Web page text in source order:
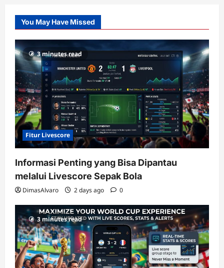
Slot
Gacor
RTP
terupdate
You May Have Missed
3 minutes read
Fitur Livescore
Informasi Penting yang Bisa Dipantau
melalui Livescore Sepak Bola
DimasAlvaro 2 days ago 0
3 minutes read